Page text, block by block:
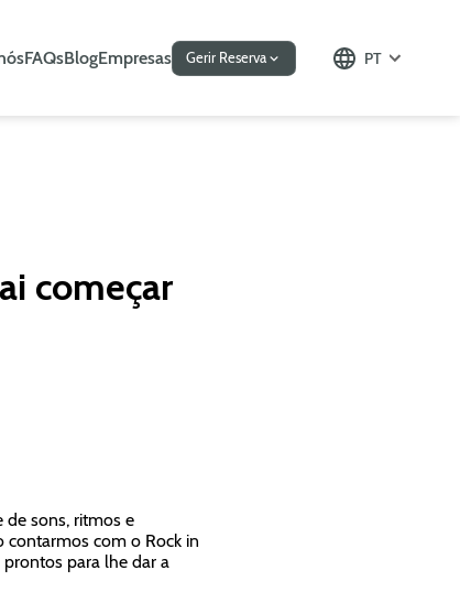
FAQsBlogEmpresas Gerir Reserva PT
começar
de sons, ritmos e
contarmos com o Rock in
prontos para lhe dar a